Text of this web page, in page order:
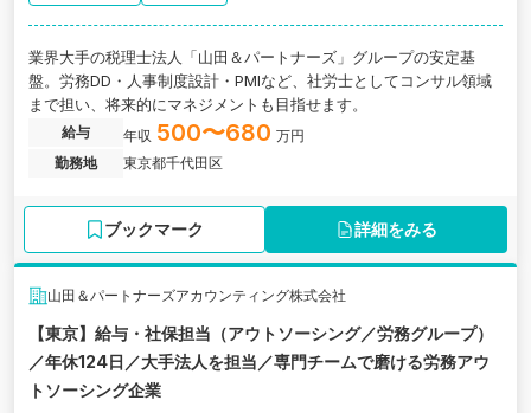
業界大手の税理士法人「山田＆パートナーズ」グループの安定基
盤。労務DD・人事制度設計・PMIなど、社労士としてコンサル領域
まで担い、将来的にマネジメントも目指せます。
給与 年収 500〜680 万円
勤務地
東京都千代田区
ブックマーク 詳細をみる
山田＆パートナーズアカウンティング株式会社
【東京】給与・社保担当（アウトソーシング／労務グループ）
／年休124日／大手法人を担当／専門チームで磨ける労務アウ
トソーシング企業